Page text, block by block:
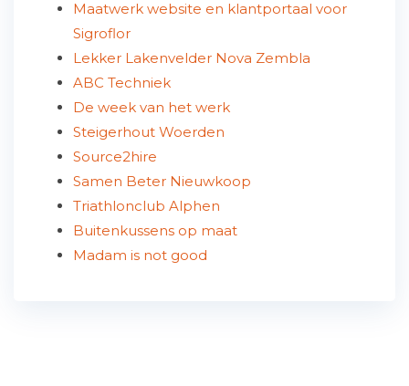
Maatwerk website en klantportaal voor
Sigroflor
Lekker Lakenvelder Nova Zembla
ABC Techniek
De week van het werk
Steigerhout Woerden
Source2hire
Samen Beter Nieuwkoop
Triathlonclub Alphen
Buitenkussens op maat
Madam is not good